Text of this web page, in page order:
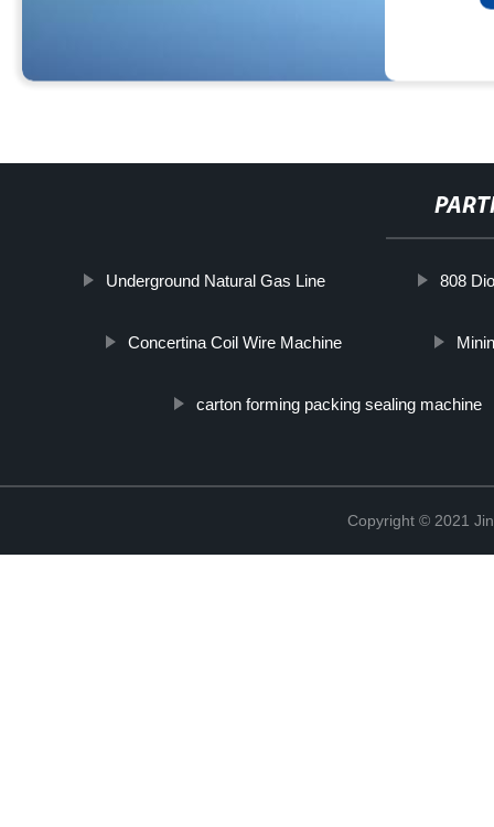
Underground Natural Gas Line 808
Concertina Coil Wire Machine
carton forming packing sealing machine
Copyright © 2021